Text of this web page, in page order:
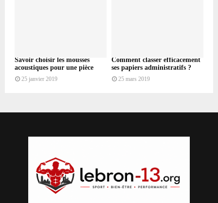
Savoir choisir les mousses
acoustiques pour une pièce
25 janvier 2019
Comment classer efficacement
ses papiers administratifs ?
25 mars 2019